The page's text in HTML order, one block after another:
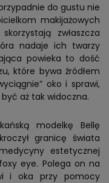
do gustu nie
makijażowych
zwłaszcza
nadaje ich twarzy
powieka to dość
które bywa źródłem
oko i sprawi,
aż tak widoczna.
modelkę Bellę
granicę świata
estetycznej
eye. Polega on na
i oka przy pomocy